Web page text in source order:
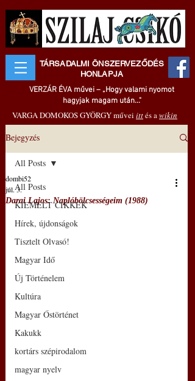
TÁRSADALMI ÖNSZERVEZŐDÉS
HONLAPJA
VERZÁR ÉVA művei – „Hogy valami nyomot
hagyjak magam után..."
VARGA DOMOKOS GYÖRGY művei ittés awikin
Bejegyzés
All Posts
KIEMELT CIKKEK
Hírek, újdonságok
Tisztelt Olvasó!
Magyar Idő
Új Történelem
Kultúra
Magyar Őstörténet
Kakukk
kortárs szépirodalom
magyar nyelv
All Posts
Darai Lajos: Naplóbölcsességeim (1988)
dombi52
júl. 3.